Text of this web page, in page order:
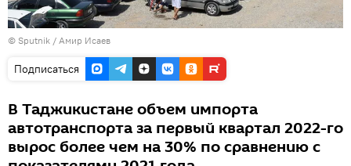
© Sputnik / Амир Исаев
Подписаться
В Таджикистане объем импорта
автотранспорта за первый квартал 2022-го
вырос более чем на 30% по сравнению с